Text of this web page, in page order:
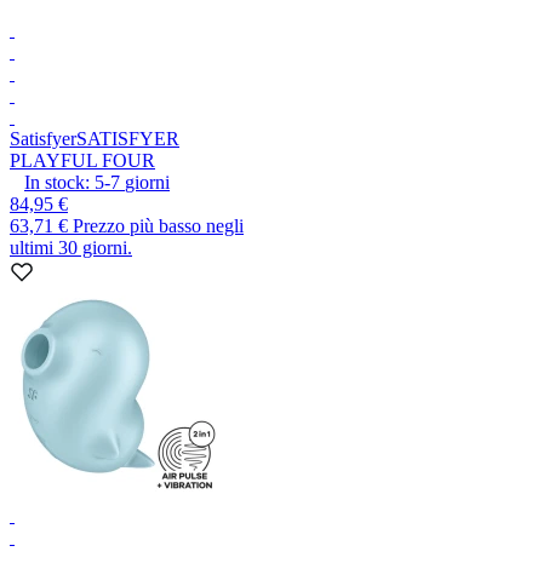
SatisfyerSATISFYER
PLAYFUL FOUR
In stock: 5-7 giorni
84,95 €
63,71 € Prezzo più basso negli
ultimi 30 giorni.